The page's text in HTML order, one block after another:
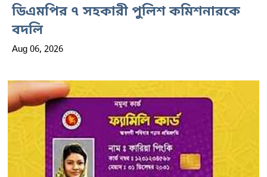
ডিএমপির ৭ সহকারী পুলিশ কমিশনারকে
বদলি
Aug 06, 2026